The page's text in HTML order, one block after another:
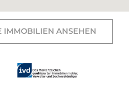
IMMOBILIEN ANSEHEN